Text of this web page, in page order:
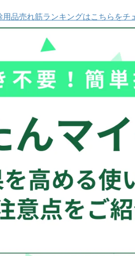
用品売れ筋ランキングはこちらをチ